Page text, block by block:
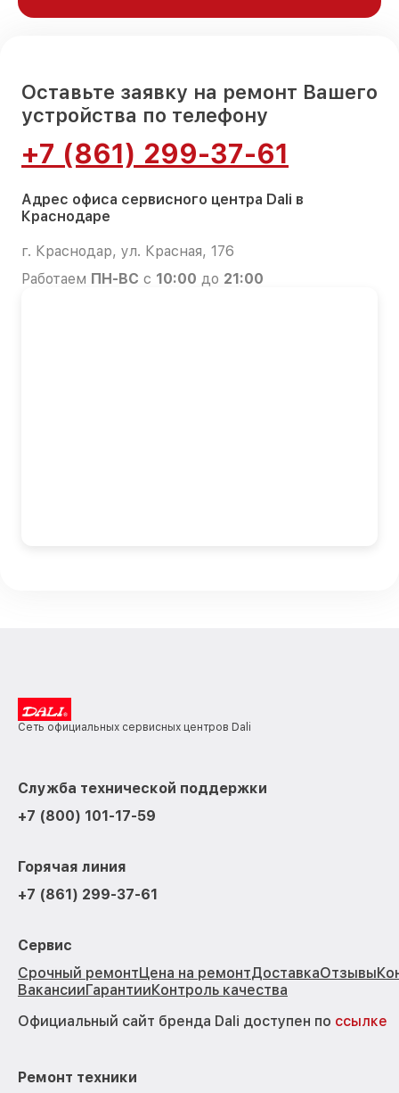
Оставьте заявку на ремонт Вашего
устройства по телефону
+7 (861) 299-37-61
Адрес офиса сервисного центра Dali в
Краснодаре
г. Краснодар, ул. Красная, 176
Работаем ПН-ВС с 10:00 до 21:00
Сеть официальных сервисных центров Dali
Служба технической поддержки
+7 (800) 101-17-59
Горячая линия
+7 (861) 299-37-61
Сервис
Срочный ремонтЦена на ремонтДоставкаОтзывы
ВакансииГарантииКонтроль качества
Официальный сайт бренда Dali доступен по ссылке
Ремонт техники